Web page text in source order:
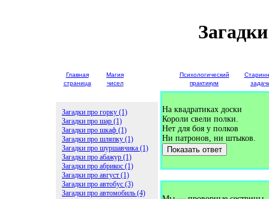
Главная
страница
Магия
чисел
Психологический
практикум
Загадки про горку (1)
Загадки про шар (1)
Загадки про шкаф (1)
Загадки про шляпку (1)
Загадки про шуршавчика (1)
Загадки про абажур (1)
Загадки про абрикос (1)
Загадки про август (1)
Загадки про автобус (3)
Загадки про автомобиль (4)
На квадратиках доски
Короли свели полки.
Нет для боя у полков
Ни патронов, ни штыков.
Показать ответ